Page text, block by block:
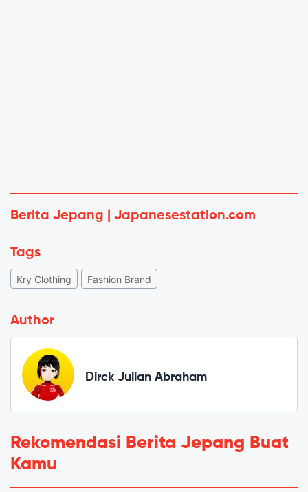
Berita Jepang | Japanesestation.com
Tags
Kry Clothing Fashion Brand
Author
Dirck Julian Abraham
Rekomendasi Berita Jepang Buat
Kamu